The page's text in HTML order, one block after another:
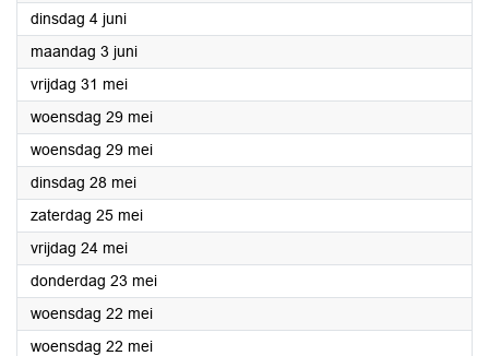
dinsdag 4 juni2024
maandag 3 juni2024
vrijdag 31 mei2024
woensdag 29 mei2024
woensdag 29 mei2024
dinsdag 28 mei2024
zaterdag 25 mei2024
vrijdag 24 mei2024
donderdag 23 mei2024
woensdag 22 mei2024
woensdag 22 mei2024